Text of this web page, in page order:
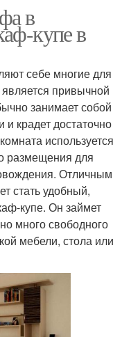
в
купе в
себе многие для
привычной
занимает собой
крадет достаточно
используется
размещения для
Отличным
стать удобный,
купе. Он займет
много свободного
мебели, стола или